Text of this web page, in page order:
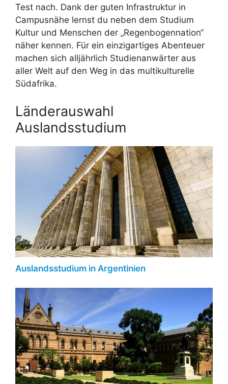
Test nach. Dank der guten Infrastruktur in
Campusnähe lernst du neben dem Studium
Kultur und Menschen der „Regenbogennation“
näher kennen. Für ein einzigartiges Abenteuer
machen sich alljährlich Studienanwärter aus
aller Welt auf den Weg in das multikulturelle
Südafrika.
Länderauswahl
Auslandsstudium
Auslandsstudium in Argentinien